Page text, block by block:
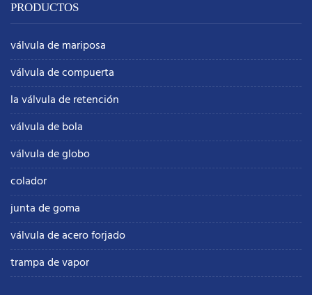
PRODUCTOS
válvula de mariposa
válvula de compuerta
la válvula de retención
válvula de bola
válvula de globo
colador
junta de goma
válvula de acero forjado
trampa de vapor